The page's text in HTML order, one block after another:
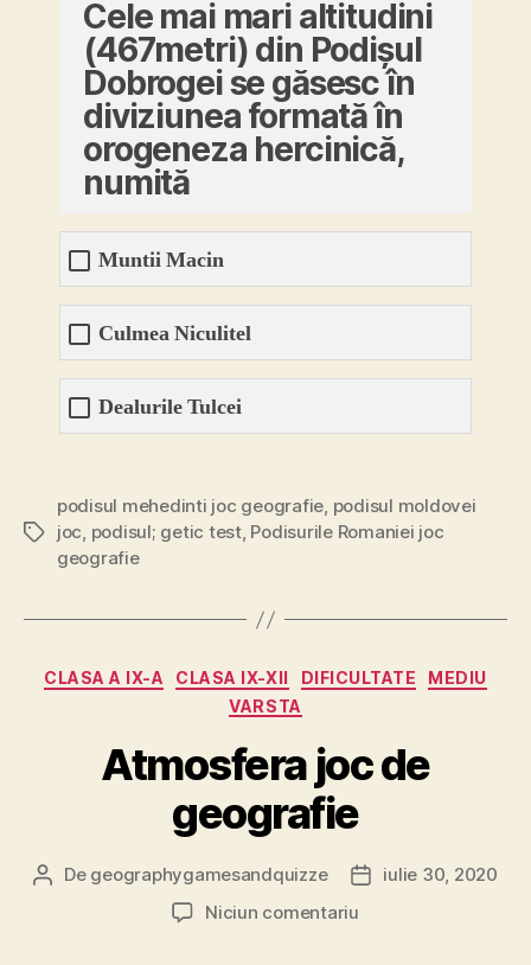
Cele mai mari altitudini
(467metri) din Podişul
Dobrogei se găsesc în
diviziunea formată în
orogeneza hercinică,
numită
Muntii Macin
Culmea Niculitel
Dealurile Tulcei
Etichete
podisul mehedinti joc geografie, podisul moldovei
joc, podisul; getic test, Podisurile Romaniei joc
geografie
Categorii
CLASA A IX-A CLASA IX-XII DIFICULTATE
MEDIU
VARSTA
Atmosfera joc de
geografie
Autor
De geographygamesandquizze
Datăiulie 30, 2020
Niciun comentariula